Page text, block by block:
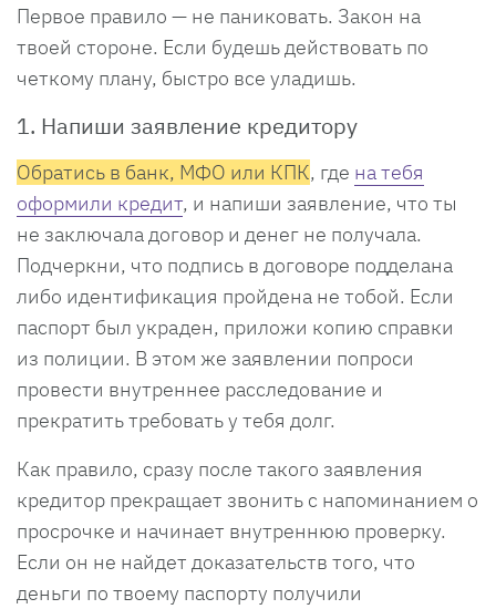
Первое правило — не паниковать. Закон на
твоей стороне. Если будешь действовать по
четкому плану, быстро все уладишь.
1. Напиши заявление кредитору
Обратись в банк, МФО или КПК, где на тебя
оформили кредит, и напиши заявление, что ты
не заключала договор и денег не получала.
Подчеркни, что подпись в договоре подделана
либо идентификация пройдена не тобой. Если
паспорт был украден, приложи копию справки
из полиции. В этом же заявлении попроси
провести внутреннее расследование и
прекратить требовать у тебя долг.
Как правило, сразу после такого заявления
кредитор прекращает звонить с напоминанием о
просрочке и начинает внутреннюю проверку.
Если он не найдет доказательств того, что
деньги по твоему паспорту получили